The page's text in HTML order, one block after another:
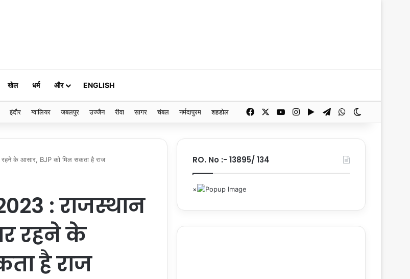
खेल धर्म और ENGLISH
इंदौर ग्वालियर जबलपुर उज्जैन रीवा सागर चंबल नर्मदापुरम शहडोल FacebookYouTubeInstagramGoogle Play
TelegramWhatsApp
रहने के आसार, BJP को मिल सकता है राज
: राजस्थान
रहने के
है राज
RO. No :- 13895/ 134